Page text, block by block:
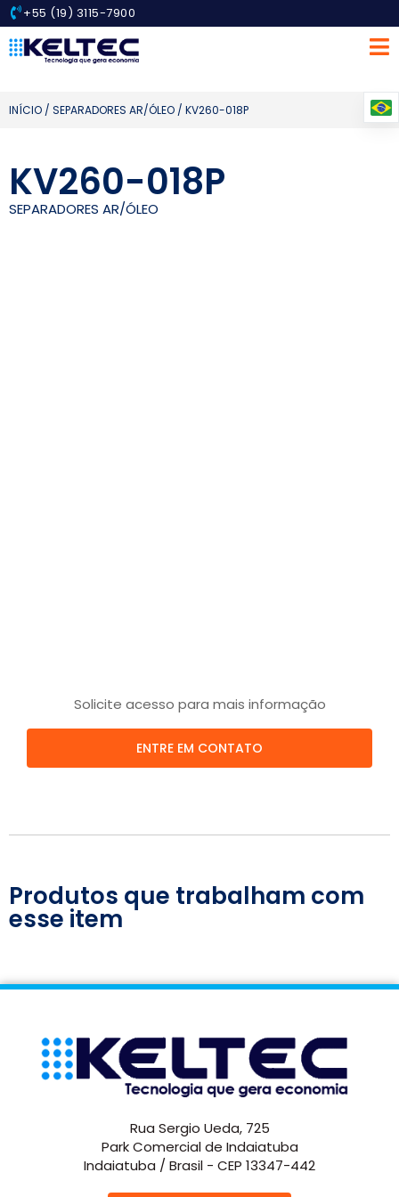
+55 (19) 3115-7900
INÍCIO / SEPARADORES AR/ÓLEO / KV260-018P
KV260-018P
SEPARADORES AR/ÓLEO
Solicite acesso para mais informação
ENTRE EM CONTATO
Produtos que trabalham com
esse item
Rua Sergio Ueda, 725
Park Comercial de Indaiatuba
Indaiatuba / Brasil - CEP 13347-442